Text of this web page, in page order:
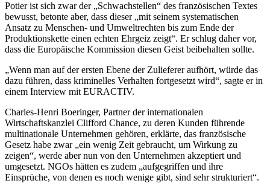
Potier ist sich zwar der „Schwachstellen“ des französischen Textes
bewusst, betonte aber, dass dieser „mit seinem systematischen
Ansatz zu Menschen- und Umweltrechten bis zum Ende der
Produktionskette einen echten Ehrgeiz zeigt“. Er schlug daher vor,
dass die Europäische Kommission diesen Geist beibehalten sollte.
„Wenn man auf der ersten Ebene der Zulieferer aufhört, würde das
dazu führen, dass kriminelles Verhalten fortgesetzt wird“, sagte er in
einem Interview mit EURACTIV.
Charles-Henri Boeringer, Partner der internationalen
Wirtschaftskanzlei Clifford Chance, zu deren Kunden führende
multinationale Unternehmen gehören, erklärte, das französische
Gesetz habe zwar „ein wenig Zeit gebraucht, um Wirkung zu
zeigen“, werde aber nun von den Unternehmen akzeptiert und
umgesetzt. NGOs hätten es zudem „aufgegriffen und ihre
Einsprüche, von denen es noch wenige gibt, sind sehr strukturiert“.